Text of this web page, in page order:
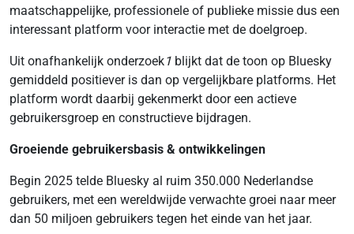
maatschappelijke, professionele of publieke missie dus een
interessant platform voor interactie met de doelgroep.
Uit onafhankelijk onderzoek1 blijkt dat de toon op Bluesky
gemiddeld positiever is dan op vergelijkbare platforms. Het
platform wordt daarbij gekenmerkt door een actieve
gebruikersgroep en constructieve bijdragen.
Groeiende gebruikersbasis & ontwikkelingen
Begin 2025 telde Bluesky al ruim 350.000 Nederlandse
gebruikers, met een wereldwijde verwachte groei naar meer
dan 50 miljoen gebruikers tegen het einde van het jaar.